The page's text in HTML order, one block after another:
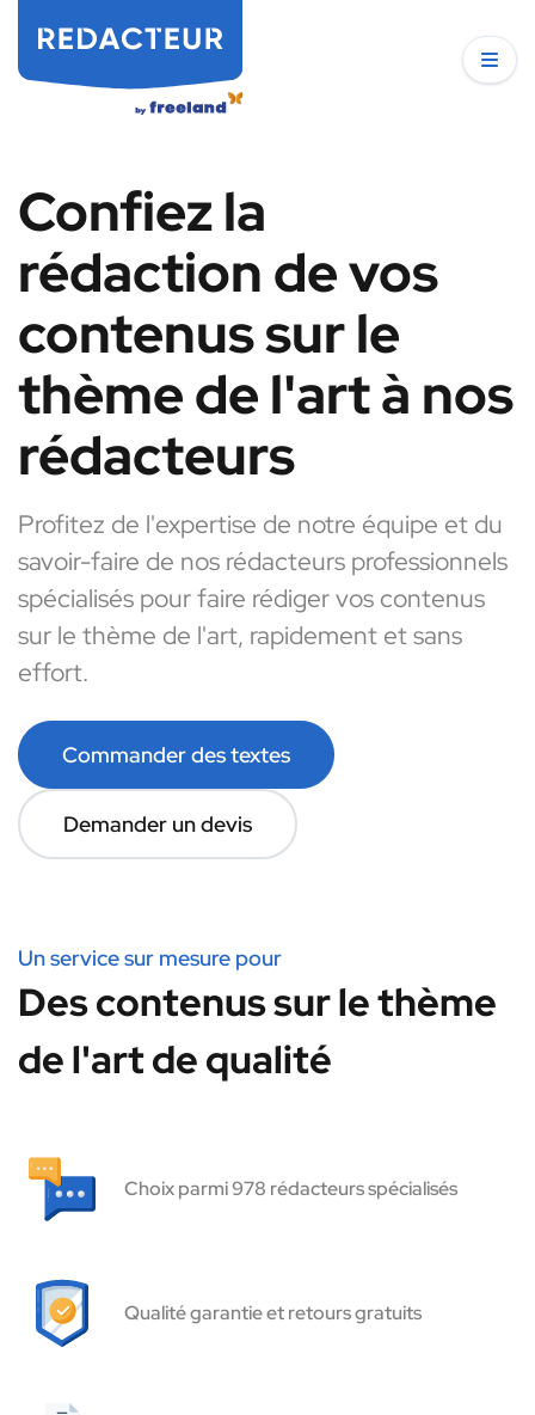
Confiez la
rédaction de vos
contenus sur le
thème de l'art à nos
rédacteurs
Profitez de l'expertise de notre équipe et du
savoir-faire de nos rédacteurs professionnels
spécialisés pour faire rédiger vos contenus
sur le thème de l'art, rapidement et sans
effort.
Commander des textes
Demander un devis
Un service sur mesure pour
Des contenus sur le thème
de l'art de qualité
Choix parmi 978 rédacteurs spécialisés
Qualité garantie et retours gratuits